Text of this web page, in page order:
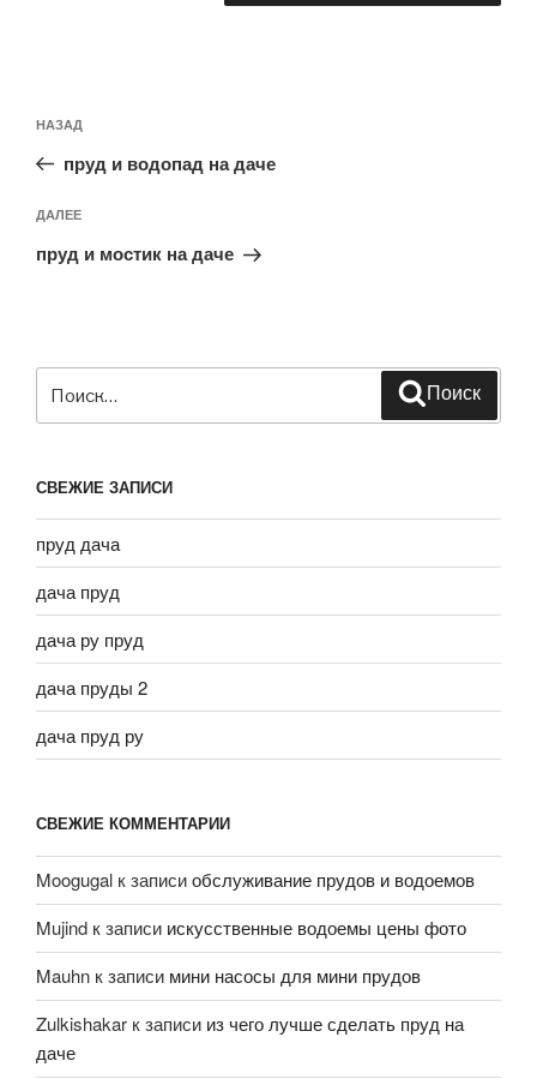
по
записям
Предыдущая
запись:
НАЗАД
пруд и водопад на даче
Следующая
запись
ДАЛЕЕ
пруд и мостик на даче
Поиск
СВЕЖИЕ ЗАПИСИ
пруд дача
дача пруд
дача ру пруд
дача пруды 2
дача пруд ру
СВЕЖИЕ КОММЕНТАРИИ
Moogugal к записиобслуживание прудов и водоемов
Mujind к записи искусственные водоемы цены фото
Mauhn к записи мини насосы для мини прудов
Zulkishakar к записи из чего лучше сделать пруд на
даче